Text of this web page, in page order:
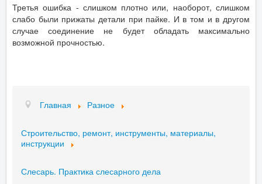
Третья ошибка - слишком плотно или, наоборот, слишком
слабо были прижаты детали при пайке. И в том и в другом
случае соединение не будет обладать максимально
возможной прочностью.
Главная Разное
Строительство, ремонт, инструменты, материалы,
инструкции
Слесарь. Практика слесарного дела